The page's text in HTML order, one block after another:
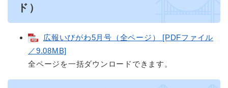
ド）
広報いびがわ5月号（全ページ） [PDFファイル
／9.08MB]
全ページを一括ダウンロードできます。